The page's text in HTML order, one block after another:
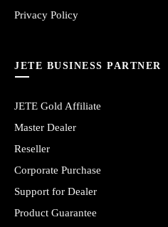
Privacy Policy
JETE BUSINESS PARTNER
JETE Gold Affiliate
Master Dealer
Reseller
Corporate Purchase
Support for Dealer
Product Guarantee